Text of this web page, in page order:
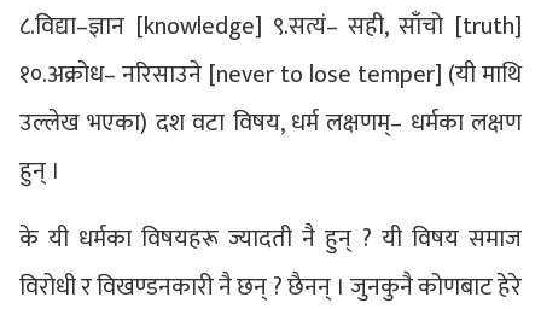
८.विद्या–ज्ञान [knowledge] ९.सत्यं– सही, साँचो [truth]
१०.अक्रोध– नरिसाउने [never to lose temper] (यी माथि
उल्लेख भएका) दश वटा विषय, धर्म लक्षणम्– धर्मका लक्षण
हुन् ।
के यी धर्मका विषयहरू ज्यादती नै हुन् ? यी विषय समाज
विरोधी र विखण्डनकारी नै छन् ? छैनन् । जुनकुनै कोणबाट हेरे